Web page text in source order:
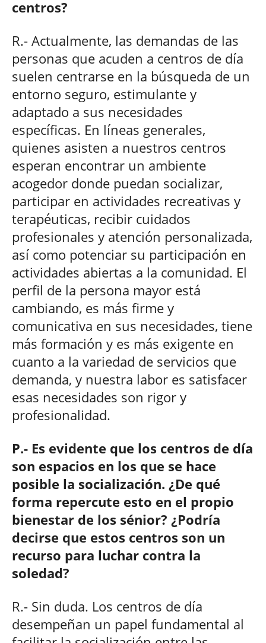
centros?
R.- Actualmente, las demandas de las
personas que acuden a centros de día
suelen centrarse en la búsqueda de un
entorno seguro, estimulante y
adaptado a sus necesidades
específicas. En líneas generales,
quienes asisten a nuestros centros
esperan encontrar un ambiente
acogedor donde puedan socializar,
participar en actividades recreativas y
terapéuticas, recibir cuidados
profesionales y atención personalizada,
así como potenciar su participación en
actividades abiertas a la comunidad. El
perfil de la persona mayor está
cambiando, es más firme y
comunicativa en sus necesidades, tiene
más formación y es más exigente en
cuanto a la variedad de servicios que
demanda, y nuestra labor es satisfacer
esas necesidades son rigor y
profesionalidad.
P.- Es evidente que los centros de día
son espacios en los que se hace
posible la socialización. ¿De qué
forma repercute esto en el propio
bienestar de los sénior? ¿Podría
decirse que estos centros son un
recurso para luchar contra la
soledad?
R.- Sin duda. Los centros de día
desempeñan un papel fundamental al